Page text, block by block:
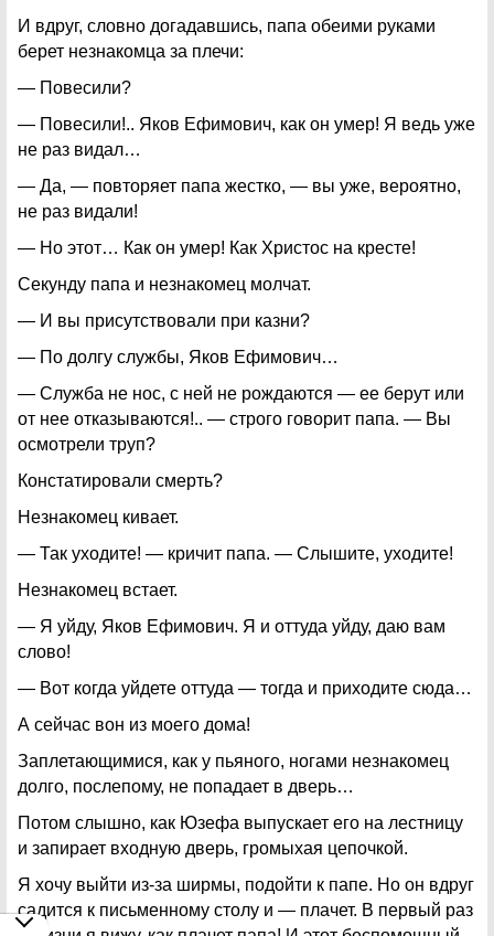
И вдруг, словно догадавшись, папа обеими руками
берет незнакомца за плечи:
— Повесили?
— Повесили!.. Яков Ефимович, как он умер! Я ведь уже
не раз видал…
— Да, — повторяет папа жестко, — вы уже, вероятно,
не раз видали!
— Но этот… Как он умер! Как Христос на кресте!
Секунду папа и незнакомец молчат.
— И вы присутствовали при казни?
— По долгу службы, Яков Ефимович…
— Служба не нос, с ней не рождаются — ее берут или
от нее отказываются!.. — строго говорит папа. — Вы
осмотрели труп?
Констатировали смерть?
Незнакомец кивает.
— Так уходите! — кричит папа. — Слышите, уходите!
Незнакомец встает.
— Я уйду, Яков Ефимович. Я и оттуда уйду, даю вам
слово!
— Вот когда уйдете оттуда — тогда и приходите сюда…
А сейчас вон из моего дома!
Заплетающимися, как у пьяного, ногами незнакомец
долго, послепому, не попадает в дверь…
Потом слышно, как Юзефа выпускает его на лестницу
и запирает входную дверь, громыхая цепочкой.
Я хочу выйти из-за ширмы, подойти к папе. Но он вдруг
садится к письменному столу и — плачет. В первый раз